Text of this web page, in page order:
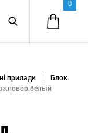
0
прилади
Блок